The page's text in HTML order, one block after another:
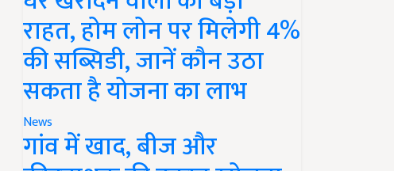
राहत, होम लोन पर मिलेगी 4%
की सब्सिडी, जानें कौन उठा
सकता है योजना का लाभ
News
गांव में खाद, बीज और